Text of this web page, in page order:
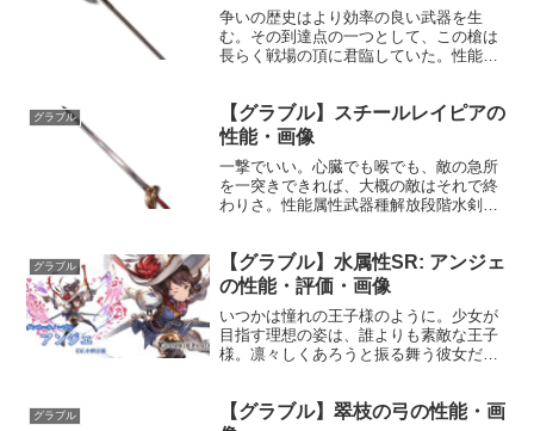
争いの歴史はより効率の良い武器を生
む。その到達点の一つとして、この槍は
長らく戦場の頂に君臨していた。性能属
敵に風属性3.5倍ダメージ〔減衰値
1,685,000...
グラブル
【グラブル】スチールレイピアの
性能・画像
一撃でいい。心臓でも喉でも、敵の急所
を一突きできれば、大概の敵はそれで終
わりさ。性能属性武器種解放段階水剣
値1,685,000ダメージ〕入手方法ルピガ...
グラブル
【グラブル】水属性SR: アンジェ
の性能・評価・画像
いつかは憧れの王子様のように。少女が
目指す理想の姿は、誰よりも素敵な王子
様。凛々しくあろうと振る舞う彼女だ
158cm種族：ヒューマン趣味：剣技を磨
グラブル
【グラブル】翠枝の弓の性能・画